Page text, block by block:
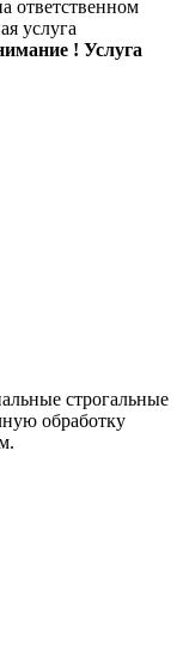
ответственном
услуга
! Услуга
строгальные
обработку